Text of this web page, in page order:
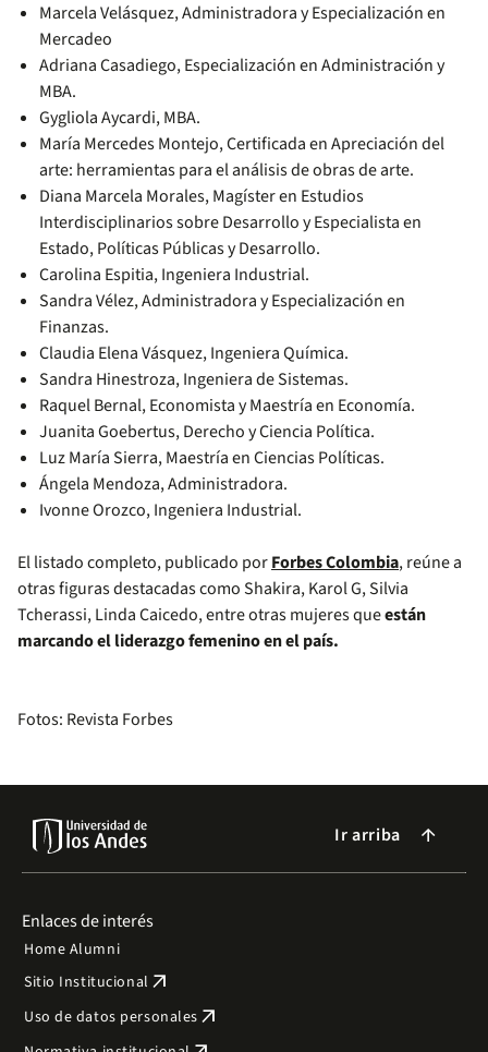
Marcela Velásquez, Administradora y Especialización en
Mercadeo
Adriana Casadiego, Especialización en Administración y
MBA.
Gygliola Aycardi, MBA.
María Mercedes Montejo, Certificada en Apreciación del
arte: herramientas para el análisis de obras de arte.
Diana Marcela Morales, Magíster en Estudios
Interdisciplinarios sobre Desarrollo y Especialista en
Estado, Políticas Públicas y Desarrollo.
Carolina Espitia, Ingeniera Industrial.
Sandra Vélez, Administradora y Especialización en
Finanzas.
Claudia Elena Vásquez, Ingeniera Química.
Sandra Hinestroza, Ingeniera de Sistemas.
Raquel Bernal, Economista y Maestría en Economía.
Juanita Goebertus, Derecho y Ciencia Política.
Luz María Sierra, Maestría en Ciencias Políticas.
Ángela Mendoza, Administradora.
Ivonne Orozco, Ingeniera Industrial.
El listado completo, publicado porForbes Colombia,reúne a
otras figuras destacadas como Shakira, Karol G, Silvia
Tcherassi, Linda Caicedo, entre otras mujeres queestán
marcando el liderazgo femenino en el país.
Fotos: Revista Forbes
Ir arriba arrow_forward
Enlaces de interés
Home Alumni
Sitio Institucional arrow_outward
Uso de datos personales arrow_outward